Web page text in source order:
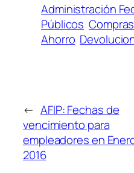
Administración
Públicos
Ahorro
← AFIP: Fechas de
vencimiento para
empleadores en
2016